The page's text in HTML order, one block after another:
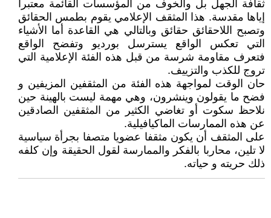
ثقافة الجهل بل والخوف من المؤسسات القائمة معتبرا
إياها مقدسة. هذا المثقف الإعلامي يقوم بطمس الحقائق
وتصبح اللاحقائق حقائق وبالتالي هي القاعدة أما الأشياء
التي تعكس الواقع يسترسل بورديو وتفضح الواقع
فتعرف مقاومة شرسة من قبل هذه الفئة الإعلامية التي
تروج للكذب والتزييف.
حان الوقت لمواجهة هذه الفئة من المثقفين المزيفين و
فضح ما يقولون وينشرون، وهي مهمة ليست بالهينة حين
نلاحظ سكوت أو تغاضي الكثير من المثقفين الصادقين
عن هذه الممارسات الماكيافيلية.
على المثقف أن يكون مثقفا عضويا متصفا بجرأة سياسية
لا تلين، محاربا بالفكر والممارسة لقول الحقيقة وإن كلفه
ذلك حريته و حياته.